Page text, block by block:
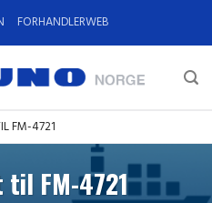
FORHANDLERWEB
FM-4721
FM-4721